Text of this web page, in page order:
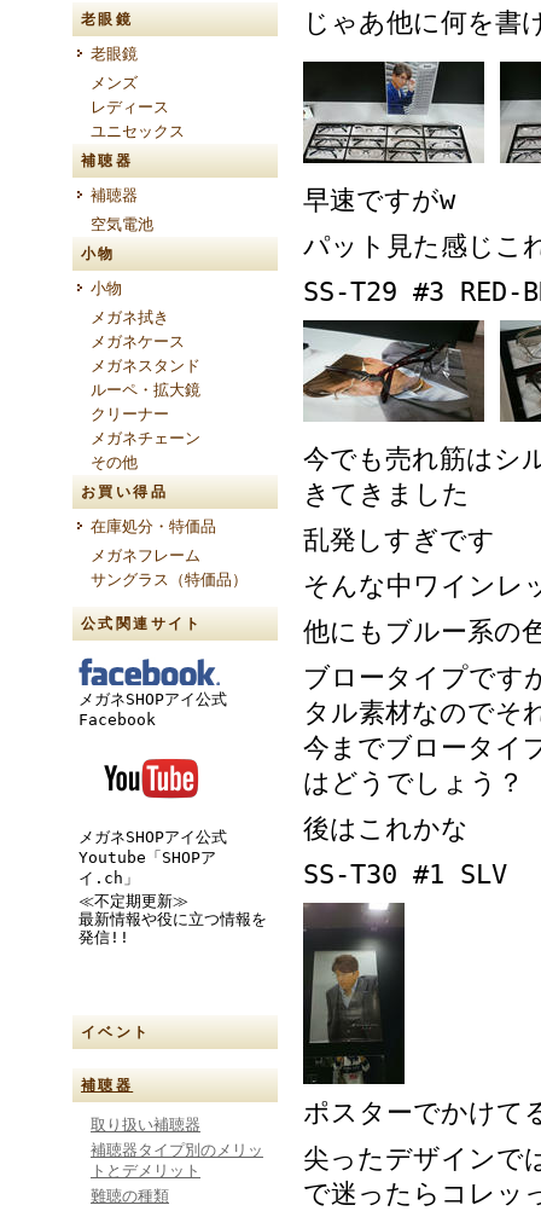
老眼鏡
老眼鏡
メンズ
レディース
ユニセックス
補聴器
補聴器
空気電池
小物
小物
メガネ拭き
メガネケース
メガネスタンド
ルーペ・拡大鏡
クリーナー
メガネチェーン
その他
お買い得品
在庫処分・特価品
メガネフレーム
サングラス（特価品）
公式関連サイト
メガネSHOPアイ公式
Facebook
メガネSHOPアイ公式
Youtube「SHOPア
イ.ch」
≪不定期更新≫
最新情報や役に立つ情報を
発信!!
イベント
補聴器
取り扱い補聴器
補聴器タイプ別のメリッ
トとデメリット
難聴の種類
じゃあ他に何を書
早速ですがw
パット見た感じこ
SS-T29 #3 RED-
今でも売れ筋はシ
きてきました
乱発しすぎです
そんな中ワインレ
他にもブルー系の
ブロータイプです
タル素材なのでそ
今までブロータイ
はどうでしょう？
後はこれかな
SS-T30 #1 SLV
ポスターでかけて
尖ったデザインで
で迷ったらコレッ